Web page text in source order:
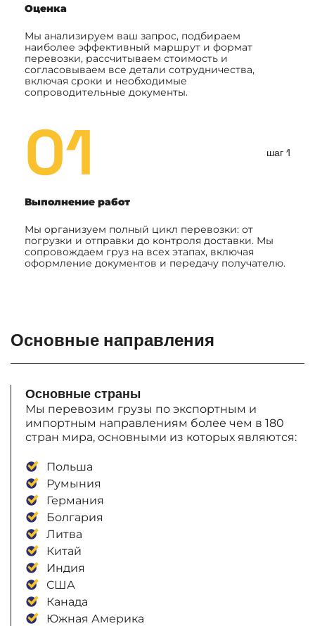
Оценка
Мы анализируем ваш запрос, подбираем
наиболее эффективный маршрут и формат
перевозки, рассчитываем стоимость и
согласовываем все детали сотрудничества,
включая сроки и необходимые
сопроводительные документы.
01 шаг 1
Выполнение работ
Мы организуем полный цикл перевозки: от
погрузки и отправки до контроля доставки. Мы
сопровождаем груз на всех этапах, включая
оформление документов и передачу получателю.
Основные направления
Основные страны
Мы перевозим грузы по экспортным и
импортным направлениям более чем в 180
стран мира, основными из которых являются:
Польша
Румыния
Германия
Болгария
Литва
Китай
Индия
США
Канада
Южная Америка